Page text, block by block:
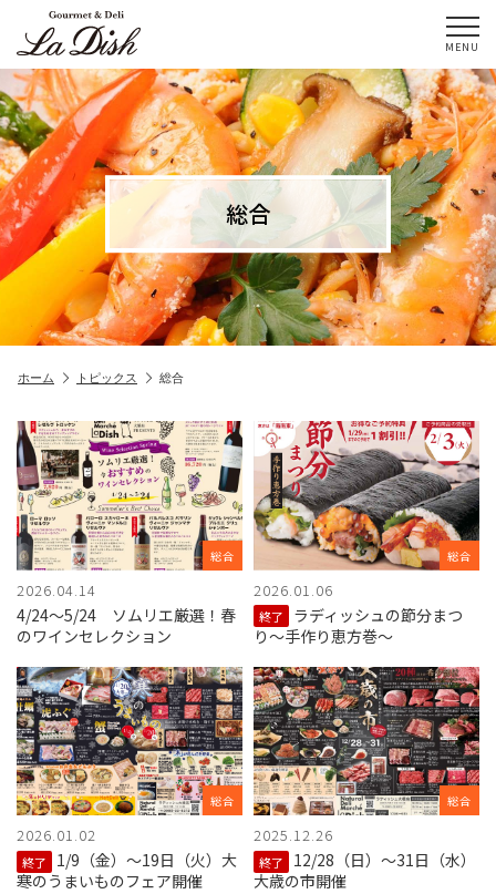
MENU
総合
ホーム トピックス 総合
総合
2026.04.14
4/24～5/24 ソムリエ厳選！春
のワインセレクション
総合
2026.01.06
終了
ラディッシュの節分まつ
り〜手作り恵方巻〜
総合
2026.01.02
終了
1/9（金）～19日（火）大
寒のうまいものフェア開催
総合
2025.12.26
終了
12/28（日）～31日（水）
大歳の市開催